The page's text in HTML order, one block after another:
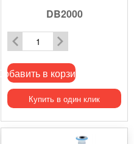
DB2000
Добавить в корзину
Купить в один клик